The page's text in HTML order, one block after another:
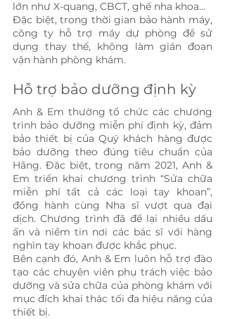
Đặc biệt, trong thời gian bảo hành máy,
công ty hỗ trợ máy dự phòng để sử
dụng thay thế, không làm gián đoạn
vận hành phòng khám.
Hỗ trợ bảo dưỡng định kỳ
Anh & Em thường tổ chức các chương
trình bảo dưỡng miễn phí định kỳ, đảm
bảo thiết bị của Quý khách hàng được
bảo dưỡng theo đúng tiêu chuẩn của
Hãng. Đặc biệt, trong năm 2021, Anh &
Em triển khai chương trình “Sửa chữa
miễn phí tất cả các loại tay khoan”,
đồng hành cùng Nha sĩ vượt qua đại
dịch. Chương trình đã để lại nhiều dấu
ấn và niềm tin nơi các bác sĩ với hàng
nghìn tay khoan được khắc phục.
Bên cạnh đó, Anh & Em luôn hỗ trợ đào
tạo các chuyên viên phụ trách việc bảo
dưỡng và sửa chữa của phòng khám với
mục đích khai thác tối đa hiệu năng của
thiết bị.